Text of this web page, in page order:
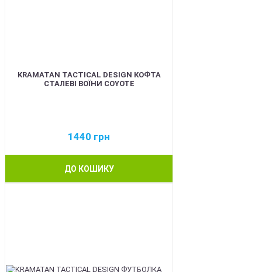
KRAMATAN TACTICAL DESIGN КОФТА
СТАЛЕВІ ВОЇНИ COYOTE
1440 грн
ДО КОШИКУ